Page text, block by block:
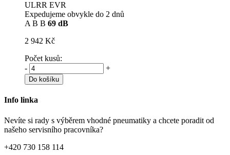
ULRR EVR
Expedujeme obvykle do 2 dnů
A B B 69 dB
2 942 Kč
Počet kusů:
-
+
Do košíku
Info linka
Nevíte si rady s výběrem vhodné pneumatiky a chcete poradit od
našeho servisního pracovníka?
+420 730 158 114